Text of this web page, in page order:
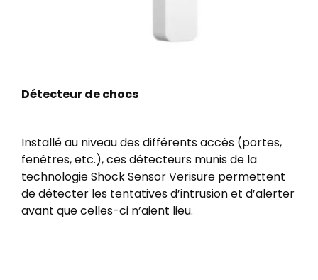
Détecteur de chocs
Installé au niveau des différents accès (portes,
fenêtres, etc.), ces détecteurs munis de la
technologie Shock Sensor Verisure permettent
de détecter les tentatives d’intrusion et d’alerter
avant que celles-ci n’aient lieu.